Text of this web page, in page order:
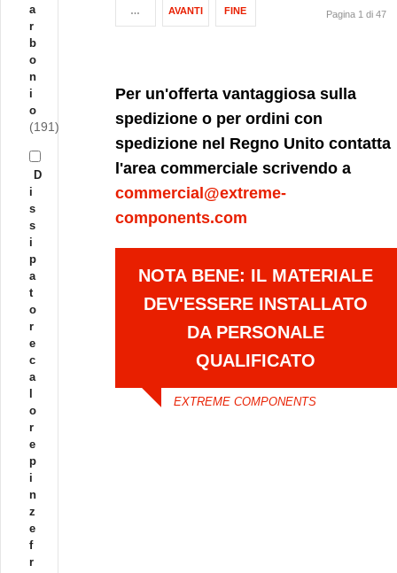
… AVANTI FINE Pagina 1 di 47
Per un'offerta vantaggiosa sulla
spedizione o per ordini con
spedizione nel Regno Unito contatta
l'area commerciale scrivendo a
commercial@extreme-
components.com
NOTA BENE: IL MATERIALE
DEV'ESSERE INSTALLATO
DA PERSONALE
QUALIFICATO
EXTREME COMPONENTS
a
r
b
o
n
i
o
(191)
D
i
s
s
i
p
a
t
o
r
e
c
a
o
r
e
p
i
n
z
e
f
r